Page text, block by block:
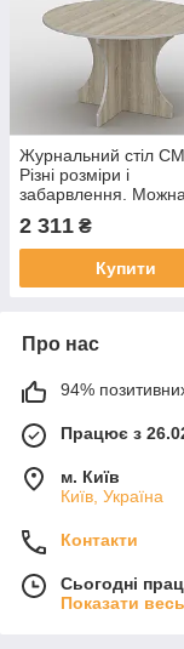
Журнальний стіл
Різні розміри і
забарвлення.
купувати окремі
комплектуючі.
2 311 ₴
Купити
Про нас
94% позитивних
Працює з
м. Київ
Київ, Україна
Контакти
Сьогодні
Показати